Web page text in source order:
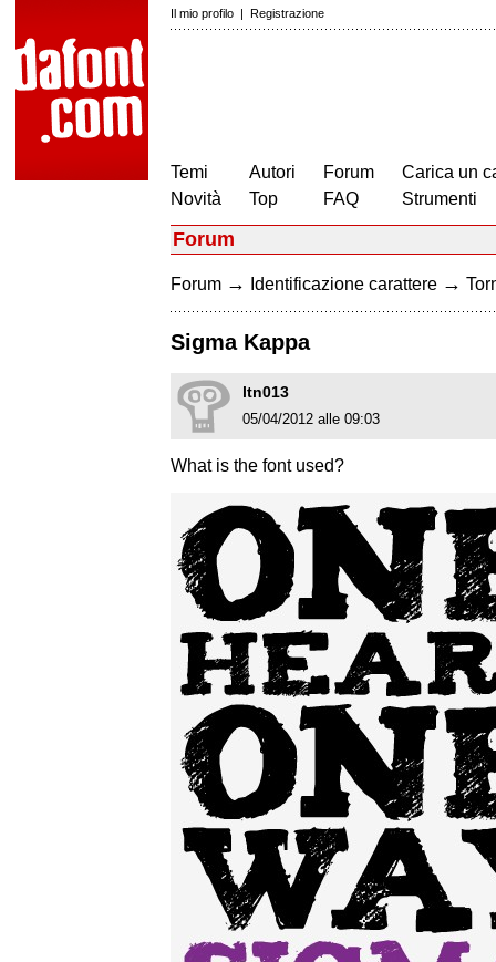
Il mio profilo | Registrazione
Temi
Novità
Autori
Top
Forum
FAQ
Carica un
Strumenti
Forum
Forum → Identificazione carattere →
Sigma Kappa
ltn013
05/04/2012 alle 09:03
What is the font used?